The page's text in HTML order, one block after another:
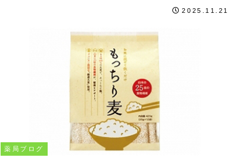
2025.11.21
薬局ブログ